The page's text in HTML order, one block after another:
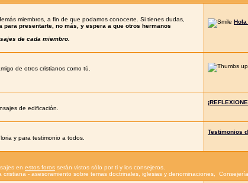
miembros, a fin de que podamos conocerte. Si tienes dudas,
para presentarte, no más, y espera a que otros hermanos
de cada miembro.
Hola
de otros cristianos como tú.
de edificación.
y para testimonio a todos.
Testimonios
en estos foros serán vistos sólo por ti y los consejeros.
cristiana - asesoramiento sobre temas doctrinales, iglesias y denominaciones